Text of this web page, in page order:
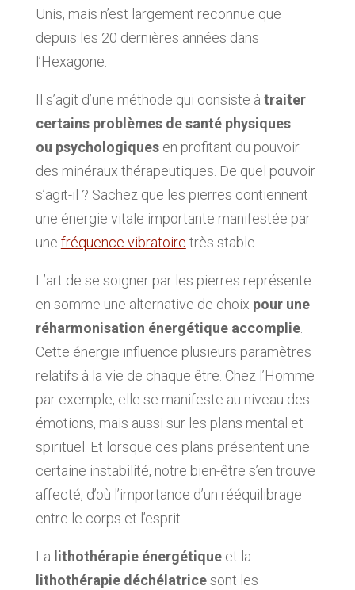
Unis, mais n’est largement reconnue que
depuis les 20 dernières années dans
l’Hexagone.
Il s’agit d’une méthode qui consiste à traiter
certains problèmes de santé physiques
ou psychologiques en profitant du pouvoir
des minéraux thérapeutiques. De quel pouvoir
s’agit-il ? Sachez que les pierres contiennent
une énergie vitale importante manifestée par
une fréquence vibratoire très stable.
L’art de se soigner par les pierres représente
en somme une alternative de choix pour une
réharmonisation énergétique accomplie.
Cette énergie influence plusieurs paramètres
relatifs à la vie de chaque être. Chez l’Homme
par exemple, elle se manifeste au niveau des
émotions, mais aussi sur les plans mental et
spirituel. Et lorsque ces plans présentent une
certaine instabilité, notre bien-être s’en trouve
affecté, d’où l’importance d’un rééquilibrage
entre le corps et l’esprit.
La lithothérapie énergétiqueet la
lithothérapie déchélatricesont les